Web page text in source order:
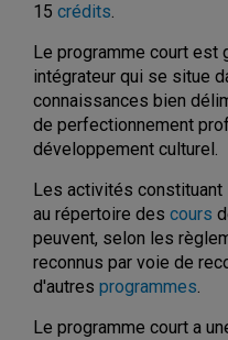
15 crédits.
Le programme court est
intégrateur qui se situe
connaissances bien
de perfectionnement
développement culturel.
Les activités constituant
au répertoire des cours
peuvent, selon les
reconnus par voie de
d'autres programmes.
Le programme court a